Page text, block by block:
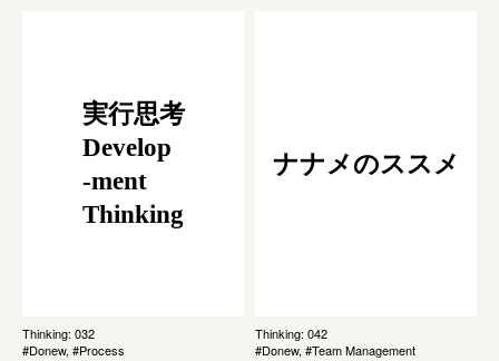
実行思考
Develop
-ment
Thinking
Thinking: 032
#Donew, #Process
ナナメのススメ
Thinking: 042
#Donew, #Team Management